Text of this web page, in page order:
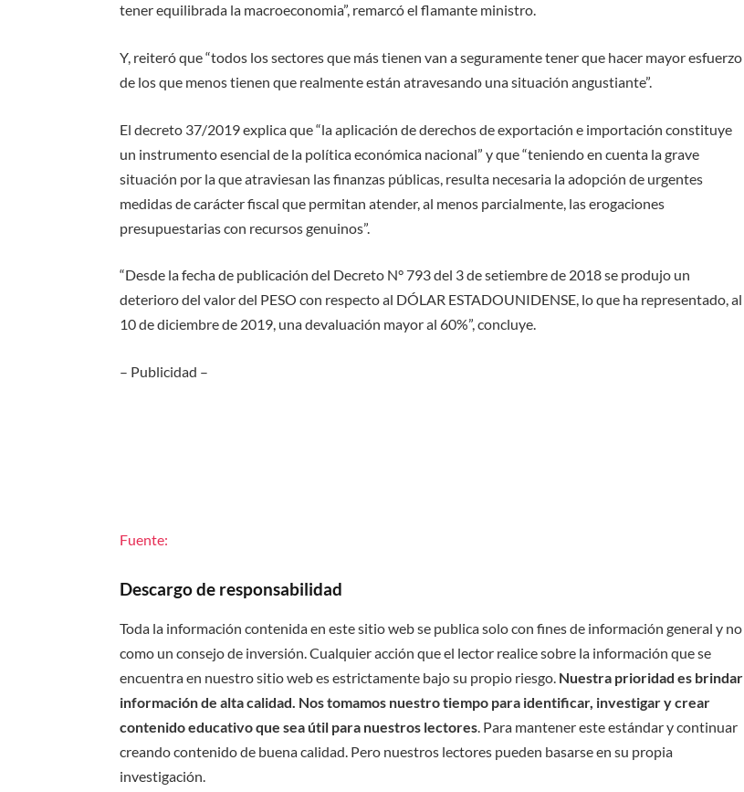
tener equilibrada la macroeconomia”, remarcó el flamante ministro.
Y, reiteró que “todos los sectores que más tienen van a seguramente tener que hacer mayor esfuerzo
de los que menos tienen que realmente están atravesando una situación angustiante”.
El decreto 37/2019 explica que “la aplicación de derechos de exportación e importación constituye
un instrumento esencial de la política económica nacional” y que “teniendo en cuenta la grave
situación por la que atraviesan las finanzas públicas, resulta necesaria la adopción de urgentes
medidas de carácter fiscal que permitan atender, al menos parcialmente, las erogaciones
presupuestarias con recursos genuinos”.
“Desde la fecha de publicación del Decreto N° 793 del 3 de setiembre de 2018 se produjo un
deterioro del valor del PESO con respecto al DÓLAR ESTADOUNIDENSE, lo que ha representado, al
10 de diciembre de 2019, una devaluación mayor al 60%”, concluye.
– Publicidad –
Fuente:
Descargo de responsabilidad
Toda la información contenida en este sitio web se publica solo con fines de información general y no
como un consejo de inversión. Cualquier acción que el lector realice sobre la información que se
encuentra en nuestro sitio web es estrictamente bajo su propio riesgo. Nuestra prioridad es brindar
información de alta calidad. Nos tomamos nuestro tiempo para identificar, investigar y crear
contenido educativo que sea útil para nuestros lectores . Para mantener este estándar y continuar
creando contenido de buena calidad. Pero nuestros lectores pueden basarse en su propia
investigación.